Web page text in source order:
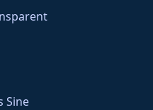
Sine